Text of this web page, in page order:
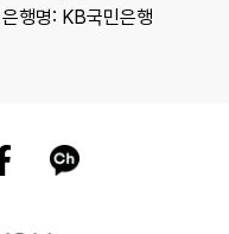
은행명: KB국민은행